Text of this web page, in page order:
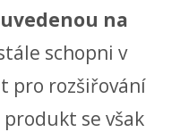
uvedenou na
schopni v
pro rozšiřování
se však